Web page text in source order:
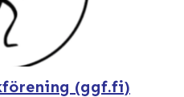
(ggf.fi)